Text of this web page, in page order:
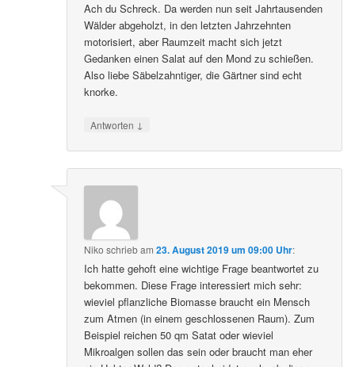
Ach du Schreck. Da werden nun seit Jahrtausenden
Wälder abgeholzt, in den letzten Jahrzehnten
motorisiert, aber Raumzeit macht sich jetzt
Gedanken einen Salat auf den Mond zu schießen.
Also liebe Säbelzahntiger, die Gärtner sind echt
knorke.
Antworten ↓
Niko schriebam23. August 2019 um 09:00 Uhr:
Ich hatte gehoft eine wichtige Frage beantwortet zu
bekommen. Diese Frage interessiert mich sehr:
wieviel pflanzliche Biomasse braucht ein Mensch
zum Atmen (in einem geschlossenen Raum). Zum
Beispiel reichen 50 qm Satat oder wieviel
Mikroalgen sollen das sein oder braucht man eher